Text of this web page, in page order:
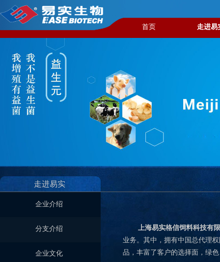
首页 走进易
走进易实​
企业介绍
分支介绍
企业文化
上海易实格信饲料科技有
业务。其中，拥有中国总代理
品，丰富了客户的选择面，绿